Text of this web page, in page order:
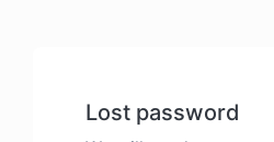
Lost password